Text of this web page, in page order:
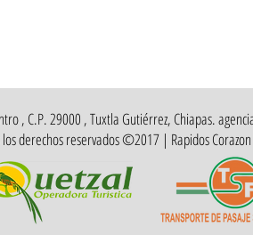
, C.P. 29000 , Tuxtla Gutiérrez, Chiapas.
los derechos reservados ©2017 | Rapidos